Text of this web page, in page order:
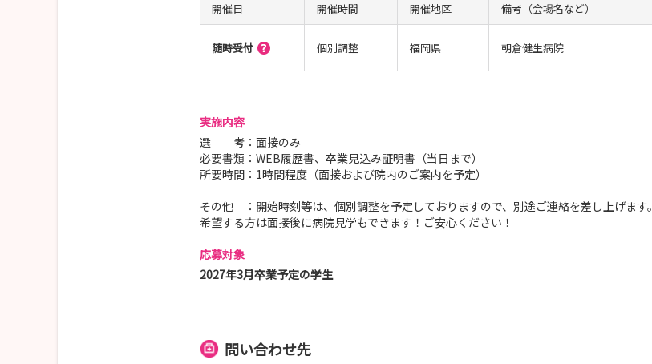
開催日 開催時間 開催地区 備考（会場名など）
随時受付 個別調整 福岡県 朝倉健生病院
実施内容
選 考：面接のみ
必要書類：WEB履歴書、卒業見込み証明書（当日まで）
所要時間：1時間程度（面接および院内のご案内を予定）
その他 ：開始時刻等は、個別調整を予定しておりますので、別途ご連絡を差し上げます。
希望する方は面接後に病院見学もできます！ご安心ください！
応募対象
2027年3月卒業予定の学生
問い合わせ先